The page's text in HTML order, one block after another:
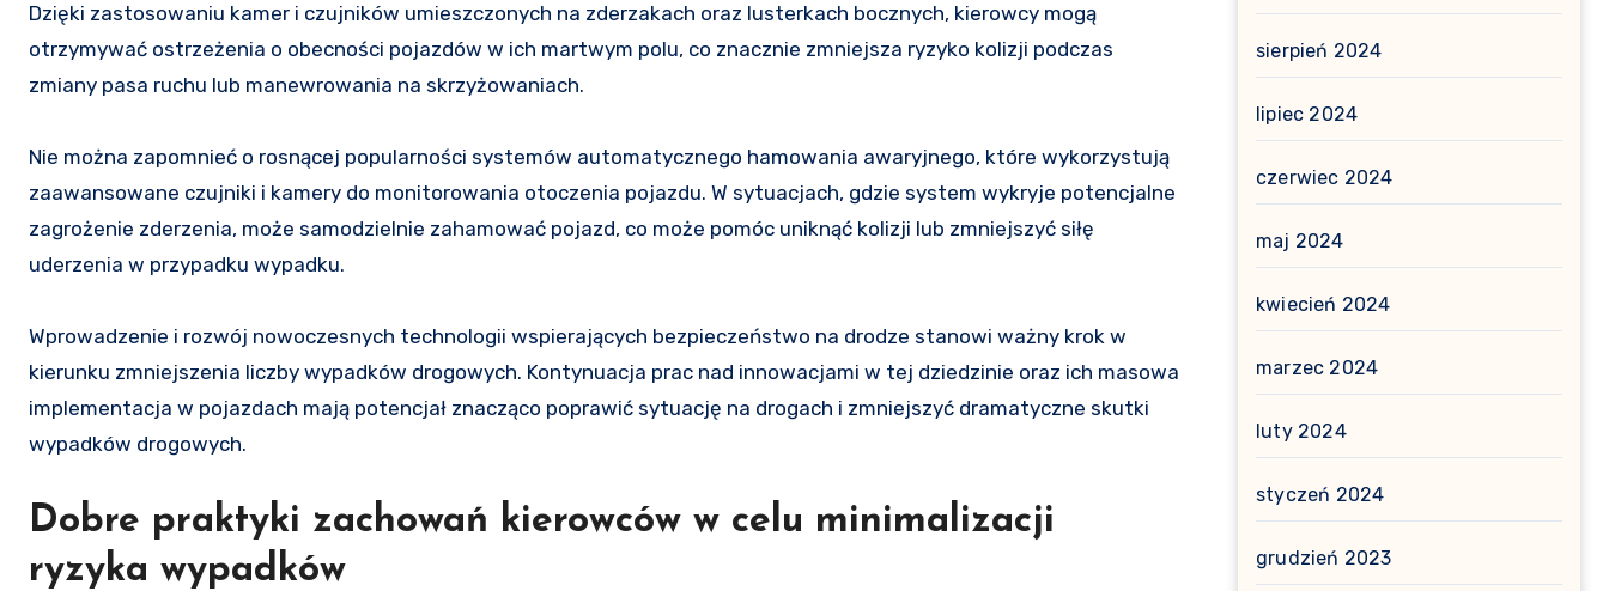
Dzięki zastosowaniu kamer i czujników umieszczonych na zderzakach oraz lusterkach bocznych, kierowcy mogą
otrzymywać ostrzeżenia o obecności pojazdów w ich martwym polu, co znacznie zmniejsza ryzyko kolizji podczas
zmiany pasa ruchu lub manewrowania na skrzyżowaniach.
Nie można zapomnieć o rosnącej popularności systemów automatycznego hamowania awaryjnego, które wykorzystują
zaawansowane czujniki i kamery do monitorowania otoczenia pojazdu. W sytuacjach, gdzie system wykryje potencjalne
zagrożenie zderzenia, może samodzielnie zahamować pojazd, co może pomóc uniknąć kolizji lub zmniejszyć siłę
uderzenia w przypadku wypadku.
Wprowadzenie i rozwój nowoczesnych technologii wspierających bezpieczeństwo na drodze stanowi ważny krok w
kierunku zmniejszenia liczby wypadków drogowych. Kontynuacja prac nad innowacjami w tej dziedzinie oraz ich masowa
implementacja w pojazdach mają potencjał znacząco poprawić sytuację na drogach i zmniejszyć dramatyczne skutki
wypadków drogowych.
Dobre praktyki zachowań kierowców w celu minimalizacji
ryzyka wypadków
sierpień 2024
lipiec 2024
czerwiec 2024
maj 2024
kwiecień 2024
marzec 2024
luty 2024
styczeń 2024
grudzień 2023